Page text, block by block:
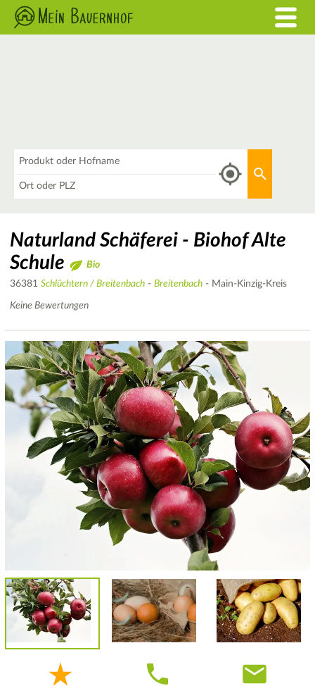
Naturland Schäferei - Biohof Alte
Schule
Bio
36381 Schlüchtern / Breitenbach - Breitenbach - Main-Kinzig-Kreis
Keine Bewertungen